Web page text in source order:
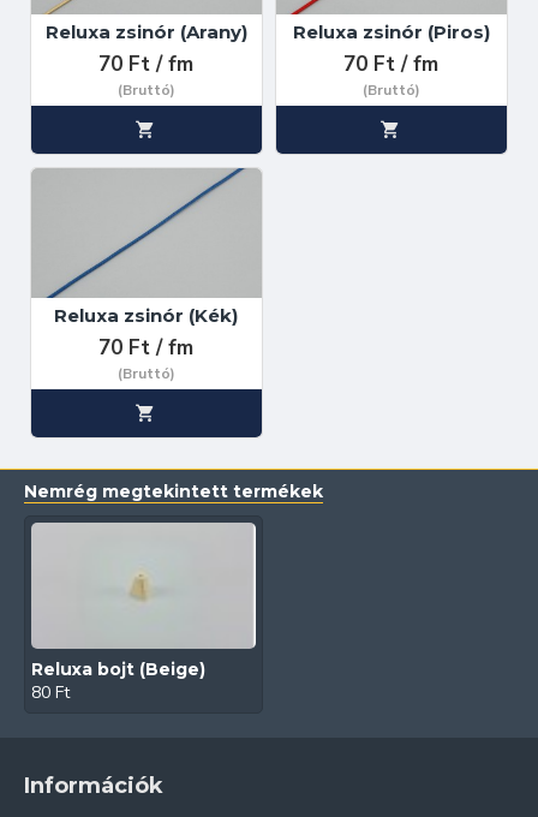
Reluxa zsinór (Arany)
70 Ft / fm
(Bruttó)
Reluxa zsinór (Piros)
70 Ft / fm
(Bruttó)
Reluxa zsinór (Kék)
70 Ft / fm
(Bruttó)
Nemrég megtekintett termékek
Reluxa bojt (Beige)
80 Ft
Információk